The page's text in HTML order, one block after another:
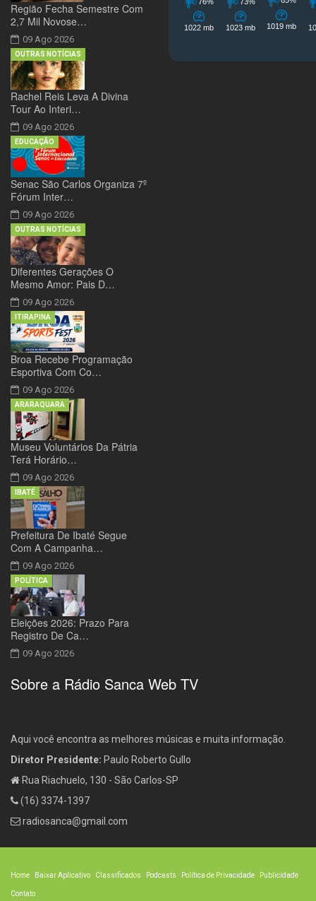
Região Fecha Semestre Com
2,7 Mil Novose…
09 Ago 2026
Rachel Reis Leva A Divina
Tour Ao Interi…
09 Ago 2026
OUTRAS NOTÍCIAS
Senac São Carlos Organiza 7º
Fórum Inter…
09 Ago 2026
EDUCAÇÃO
Diferentes Gerações O
Mesmo Amor: Pais D…
09 Ago 2026
OUTRAS NOTÍCIAS
Broa Recebe Programação
Esportiva Com Co…
09 Ago 2026
ITIRAPINA
Museu Voluntários Da Pátria
Terá Horário…
09 Ago 2026
ARARAQUARA
Prefeitura De Ibaté Segue
Com A Campanha…
09 Ago 2026
IBATÉ
Eleições 2026: Prazo Para
Registro De Ca…
09 Ago 2026
POLÍTICA
Sobre a Rádio Sanca Web TV
Aqui você encontra as melhores músicas e muita informação.
Diretor Presidente: Paulo Roberto Gullo
Rua Riachuelo, 130 - São Carlos-SP
(16) 3374-1397
radiosanca@gmail.com
Home Baixar Aplicativo Classificados Podcasts Política de Privacidade Publicidade
Contato